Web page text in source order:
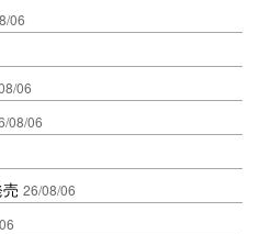
06
06
08/06
26/08/06